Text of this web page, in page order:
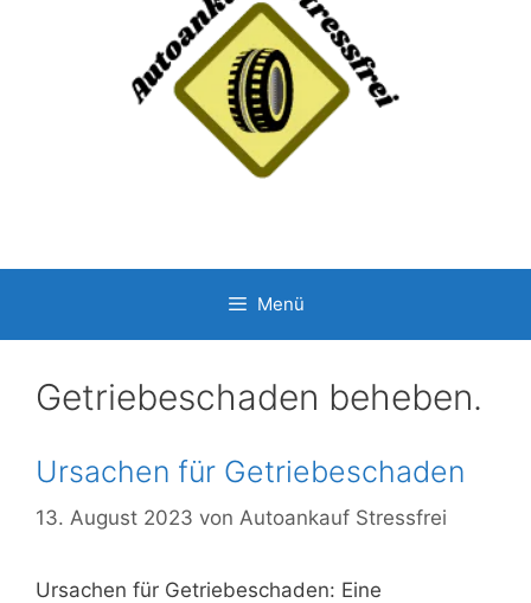
Menü
Getriebeschaden beheben.
Ursachen für Getriebeschaden
13. August 2023 von Autoankauf Stressfrei
Ursachen für Getriebeschaden: Eine